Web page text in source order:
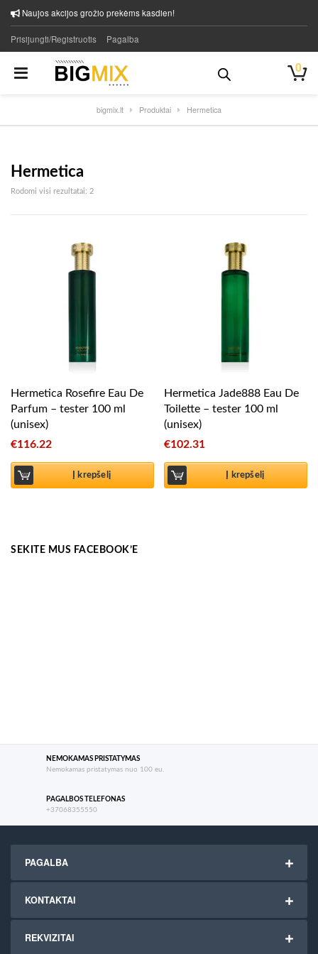
Naujos akcijos grožio prekėms kasdien!
Prisijungti/Registruotis Pagalba
0
bigmix.lt Produktai Hermetica
Hermetica
Rodomi visi rezultatai: 2Rūšiuojama pagal naujausią
Hermetica Rosefire Eau De
Parfum – tester 100 ml
(unisex)
€116.22
Į krepšelį
Hermetica Jade888 Eau De
Toilette – tester 100 ml
(unisex)
€102.31
Į krepšelį
SEKITE MUS FACEBOOK’E
NEMOKAMAS PRISTATYMAS
Nemokamas pristatymas nuo 100 eu.
PAGALBOS TELEFONAS
+37068355550
PAGALBA
KONTAKTAI
REKVIZITAI